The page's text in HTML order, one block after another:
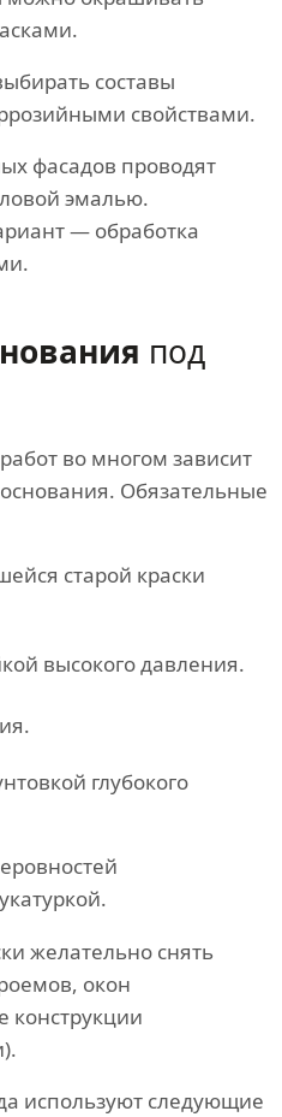
составы
свойствами.
фасадов проводят
эмалью.
— обработка
под
во многом зависит
Обязательные
старой краски
высокого давления.
глубокого
желательно снять
окон
конструкции
используют следующие